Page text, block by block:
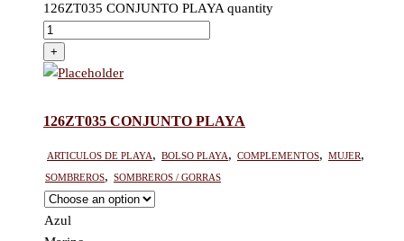
126ZT035 CONJUNTO PLAYA quantity
+
126ZT035 CONJUNTO PLAYA
Articulos de playa, Bolso Playa, Complementos, Mujer,
Sombreros, Sombreros / Gorras
Azul